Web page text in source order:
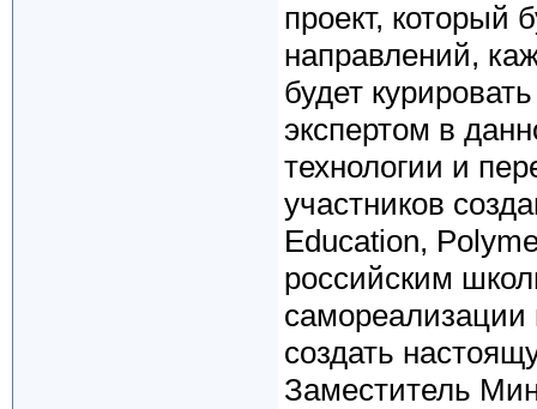
проект, который
направлений,
будет
экспертом в
технологии и
участников
Education,
российским
самореализации
создать
Заместитель